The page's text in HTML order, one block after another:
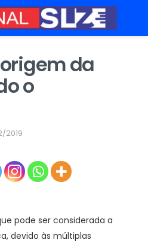
da
o
2019
pode ser considerada a
devido às múltiplas